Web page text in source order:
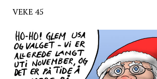
VEKE 45